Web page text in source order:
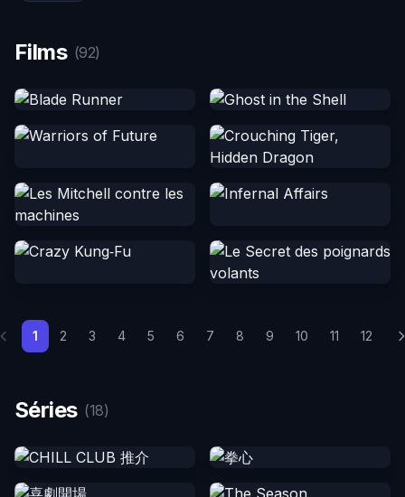
Films (92)
1 2 3 4 5 6 7 8 9 10 11 12
Séries (18)